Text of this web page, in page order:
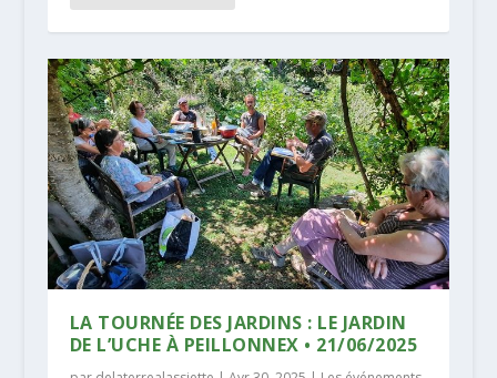
LA TOURNÉE DES JARDINS : LE JARDIN
DE L’UCHE À PEILLONNEX • 21/06/2025